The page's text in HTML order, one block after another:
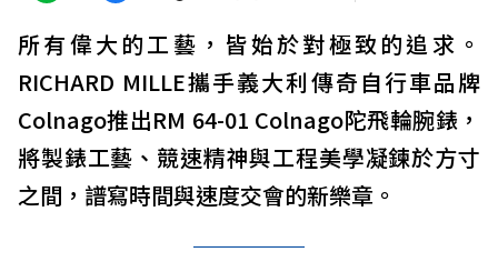
所有偉大的工藝，皆始於對極致的追求。
RICHARD MILLE攜手義大利傳奇自行車品牌
Colnago推出RM 64-01 Colnago陀飛輪腕錶，
將製錶工藝、競速精神與工程美學凝鍊於方寸
之間，譜寫時間與速度交會的新樂章。